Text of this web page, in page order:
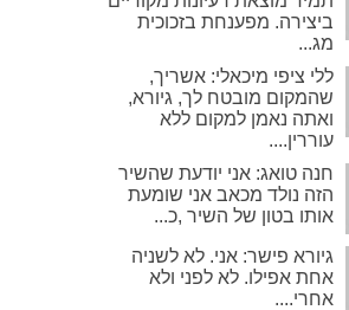
ביצירה. מפענחת בזכוכית
מג...
ללי ציפי מיכאלי: אשריך,
שהמקום מובטח לך, גיורא,
ואתה נאמן למקום ללא
עוררין....
חנה טואג: אני יודעת שהשיר
הזה נולד מכאב אני שומעת
אותו בטון של השיר ,כ...
גיורא פישר: אני. לא לשניה
אחת אפילו. לא לפני ולא
אחרי....